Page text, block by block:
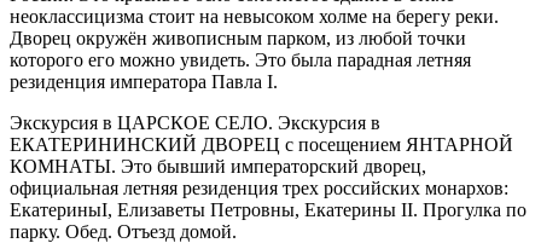
неоклассицизма стоит на невысоком холме на берегу реки.
Дворец окружён живописным парком, из любой точки
которого его можно увидеть. Это была парадная летняя
резиденция императора Павла I.
Экскурсия в ЦАРСКОЕ СЕЛО. Экскурсия в
ЕКАТЕРИНИНСКИЙ ДВОРЕЦ с посещением ЯНТАРНОЙ
КОМНАТЫ. Это бывший императорский дворец,
официальная летняя резиденция трех российских монархов:
ЕкатериныI, Елизаветы Петровны, Екатерины II. Прогулка по
парку. Обед. Отъезд домой.